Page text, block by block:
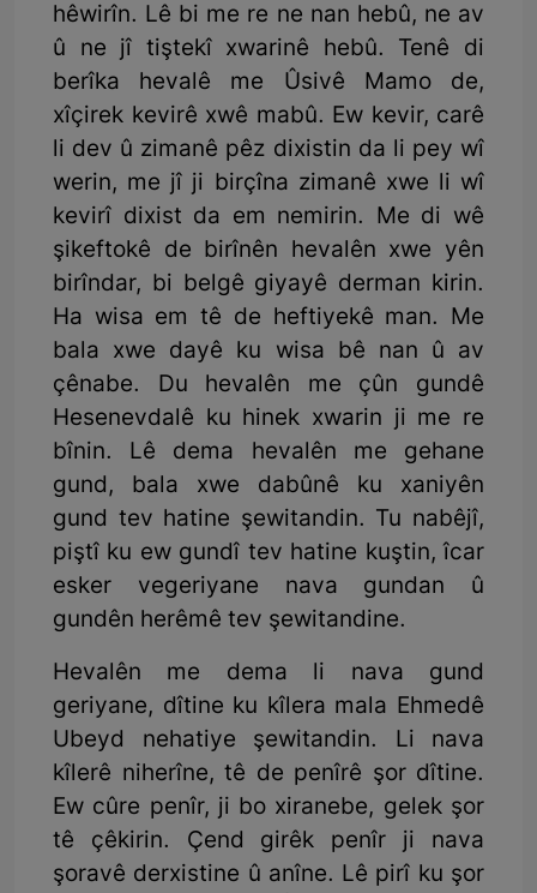
hêwirîn. Lê bi me re ne nan hebû, ne av
û ne jî tiştekî xwarinê hebû. Tenê di
berîka hevalê me Ûsivê Mamo de,
xîçirek kevirê xwê mabû. Ew kevir, carê
li dev û zimanê pêz dixistin da li pey wî
werin, me jî ji birçîna zimanê xwe li wî
kevirî dixist da em nemirin. Me di wê
şikeftokê de birînên hevalên xwe yên
birîndar, bi belgê giyayê derman kirin.
Ha wisa em tê de heftiyekê man. Me
bala xwe dayê ku wisa bê nan û av
çênabe. Du hevalên me çûn gundê
Hesenevdalê ku hinek xwarin ji me re
bînin. Lê dema hevalên me gehane
gund, bala xwe dabûnê ku xaniyên
gund tev hatine şewitandin. Tu nabêjî,
piştî ku ew gundî tev hatine kuştin, îcar
esker vegeriyane nava gundan û
gundên herêmê tev şewitandine.
Hevalên me dema li nava gund
geriyane, dîtine ku kîlera mala Ehmedê
Ubeyd nehatiye şewitandin. Li nava
kîlerê niherîne, tê de penîrê şor dîtine.
Ew cûre penîr, ji bo xiranebe, gelek şor
tê çêkirin. Çend girêk penîr ji nava
şoravê derxistine û anîne. Lê pirî ku şor